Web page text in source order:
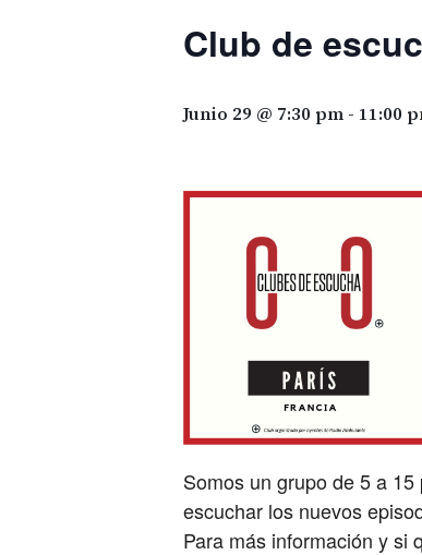
Club de
Junio 29 @ 7:30 pm - 11:00
Somos un grupo de 5 a
escuchar los nuevos
Para más información y si